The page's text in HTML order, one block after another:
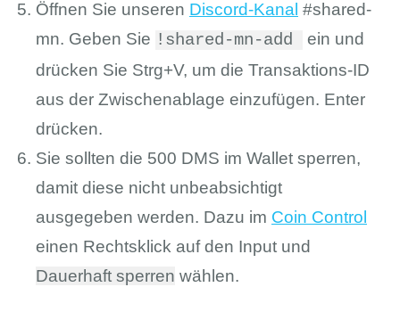
Öffnen Sie unseren Discord-Kanal #shared-
mn. Geben Sie !shared-mn-add
ein und
drücken Sie Strg+V, um die Transaktions-ID
aus der Zwischenablage einzufügen. Enter
drücken.
Sie sollten die 500 DMS im Wallet sperren,
damit diese nicht unbeabsichtigt
ausgegeben werden. Dazu im Coin Control
einen Rechtsklick auf den Input und
Dauerhaft sperren wählen.